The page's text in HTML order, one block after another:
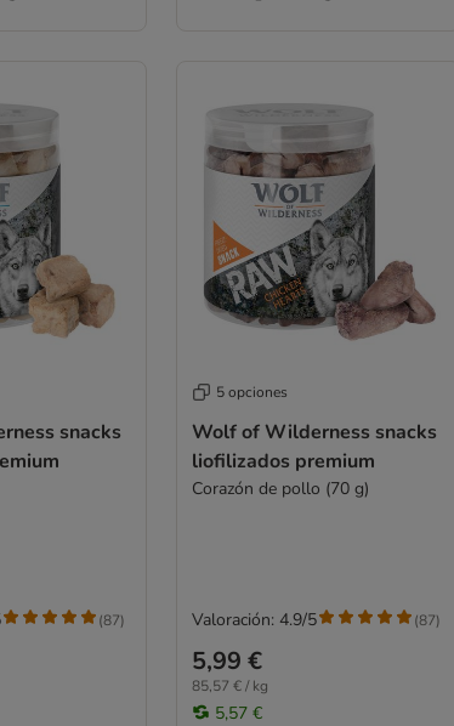
snacks
(87)
5 opciones
Wolf of Wilderness snacks
liofilizados premium
Corazón de pollo (70 g)
5,99 €
85,57 € / kg
5,57 €
Valoración: 4.9/5 (87)